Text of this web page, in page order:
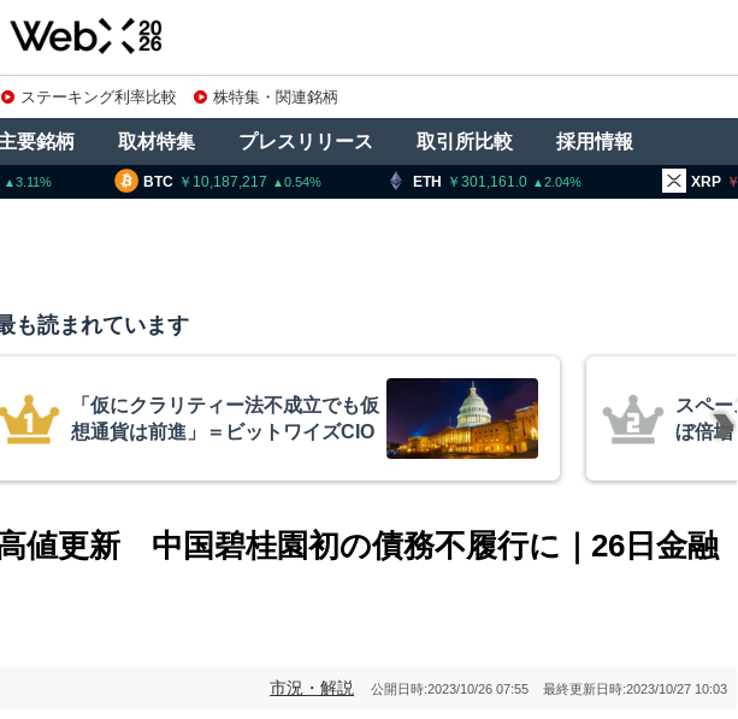
ステーキング利率比較 株特集・関連銘柄
主要銘柄 取材特集 プレスリリース 取引所比較 採用情報
10,187,217 0.54 301,161.0 2.04 167.48 0.9
も読まれています
スペースX上場後初決算、売上高ほ
ぼ倍増 1900億円相当ビットコイ
ン保有を継続
値更新 中国碧桂園初の債務不履行に｜26日金融
市況・解説 公開日時:2023/10/26 07:55 最終更新日時:2023/10/27 10:03